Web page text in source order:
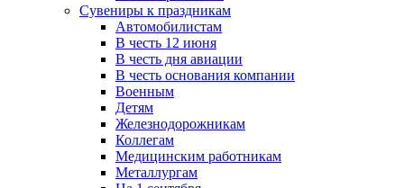
Сувениры к праздникам
Автомобилистам
В честь 12 июня
В честь дня авиации
В честь основания компании
Военным
Детям
Железнодорожникам
Коллегам
Медицинским работникам
Металлургам